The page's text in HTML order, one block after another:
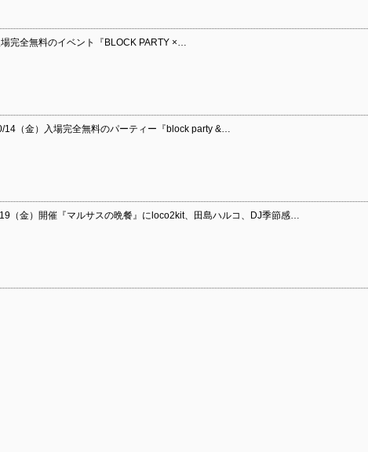
完全無料のイベント『BLOCK PARTY ×…
14（金）入場完全無料のパーティー『block party &…
（金）開催『マルサスの晩餐』にloco2kit、田島ハルコ、DJ季節感…